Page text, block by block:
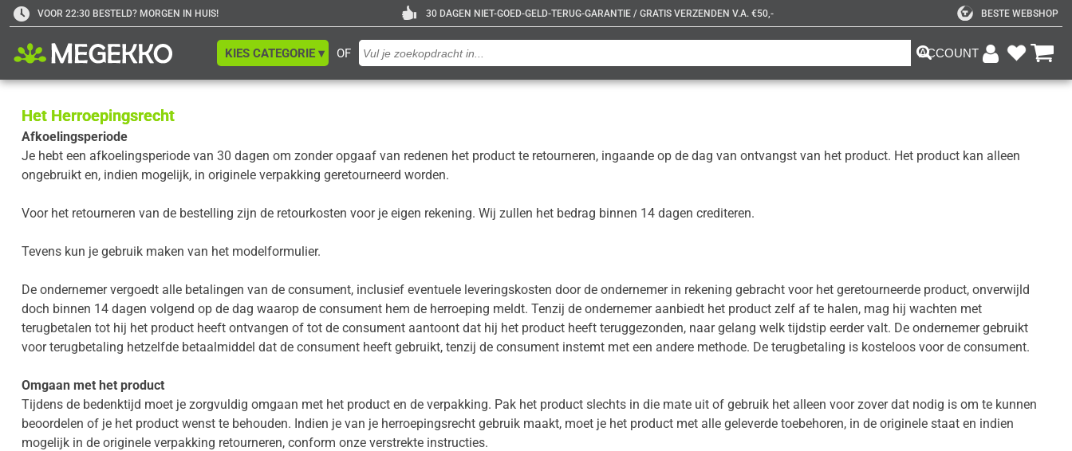
VOOR 22:30 BESTELD? MORGEN IN HUIS! 30 DAGEN NIET-GOED-GELD-TERUG-GARANTIE / GRATIS VERZENDEN V.A. €50,- BESTE WEBSHOP
OF
KIES CATEGORIE ▾ ACCOUNT
Het Herroepingsrecht
Afkoelingsperiode
Je hebt een afkoelingsperiode van 30 dagen om zonder opgaaf van redenen het product te retourneren, ingaande op de dag van ontvangst van het product. Het product kan alleen
ongebruikt en, indien mogelijk, in originele verpakking geretourneerd worden.
Voor het retourneren van de bestelling zijn de retourkosten voor je eigen rekening. Wij zullen het bedrag binnen 14 dagen crediteren.
Tevens kun je gebruik maken van het modelformulier.
De ondernemer vergoedt alle betalingen van de consument, inclusief eventuele leveringskosten door de ondernemer in rekening gebracht voor het geretourneerde product, onverwijld
doch binnen 14 dagen volgend op de dag waarop de consument hem de herroeping meldt. Tenzij de ondernemer aanbiedt het product zelf af te halen, mag hij wachten met
terugbetalen tot hij het product heeft ontvangen of tot de consument aantoont dat hij het product heeft teruggezonden, naar gelang welk tijdstip eerder valt. De ondernemer gebruikt
voor terugbetaling hetzelfde betaalmiddel dat de consument heeft gebruikt, tenzij de consument instemt met een andere methode. De terugbetaling is kosteloos voor de consument.
Omgaan met het product
Tijdens de bedenktijd moet je zorgvuldig omgaan met het product en de verpakking. Pak het product slechts in die mate uit of gebruik het alleen voor zover dat nodig is om te kunnen
beoordelen of je het product wenst te behouden. Indien je van je herroepingsrecht gebruik maakt, moet je het product met alle geleverde toebehoren, in de originele staat en indien
mogelijk in de originele verpakking retourneren, conform onze verstrekte instructies.